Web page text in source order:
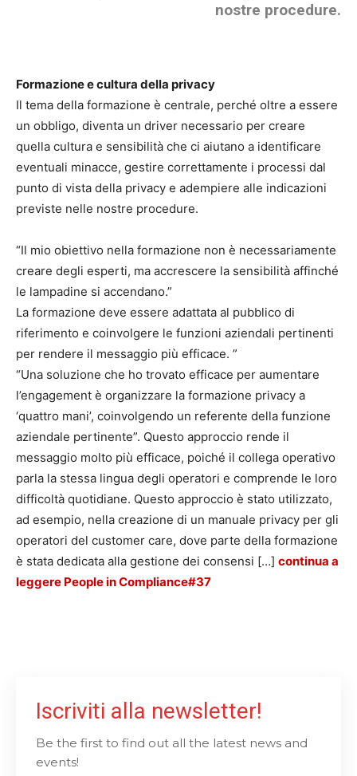
nostre procedure.
Formazione e cultura della privacy
Il tema della formazione è centrale, perché oltre a essere
un obbligo, diventa un driver necessario per creare
quella cultura e sensibilità che ci aiutano a identificare
eventuali minacce, gestire correttamente i processi dal
punto di vista della privacy e adempiere alle indicazioni
previste nelle nostre procedure.
“Il mio obiettivo nella formazione non è necessariamente
creare degli esperti, ma accrescere la sensibilità affinché
le lampadine si accendano.”
La formazione deve essere adattata al pubblico di
riferimento e coinvolgere le funzioni aziendali pertinenti
per rendere il messaggio più efficace. ”
“Una soluzione che ho trovato efficace per aumentare
l’engagement è organizzare la formazione privacy a
‘quattro mani’, coinvolgendo un referente della funzione
aziendale pertinente”. Questo approccio rende il
messaggio molto più efficace, poiché il collega operativo
parla la stessa lingua degli operatori e comprende le loro
difficoltà quotidiane. Questo approccio è stato utilizzato,
ad esempio, nella creazione di un manuale privacy per gli
operatori del customer care, dove parte della formazione
è stata dedicata alla gestione dei consensi […] continua a
leggere People in Compliance#37
Iscriviti alla newsletter!
Be the first to find out all the latest news and
events!